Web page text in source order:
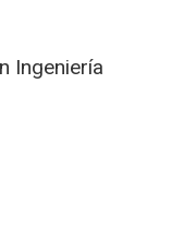
Ingeniería